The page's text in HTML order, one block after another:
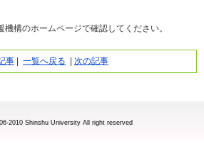
機構のホームページで確認してください。
事 | 一覧へ戻る | 次の記事